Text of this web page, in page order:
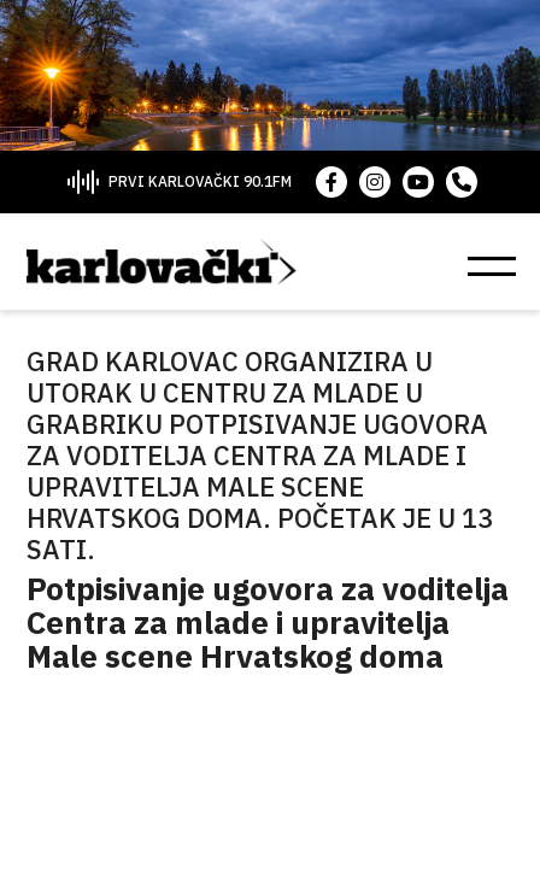
PRVI KARLOVAČKI 90.1FM
GRAD KARLOVAC ORGANIZIRA U
UTORAK U CENTRU ZA MLADE U
GRABRIKU POTPISIVANJE UGOVORA
ZA VODITELJA CENTRA ZA MLADE I
UPRAVITELJA MALE SCENE
HRVATSKOG DOMA. POČETAK JE U 13
SATI.
Potpisivanje ugovora za voditelja
Centra za mlade i upravitelja
Male scene Hrvatskog doma